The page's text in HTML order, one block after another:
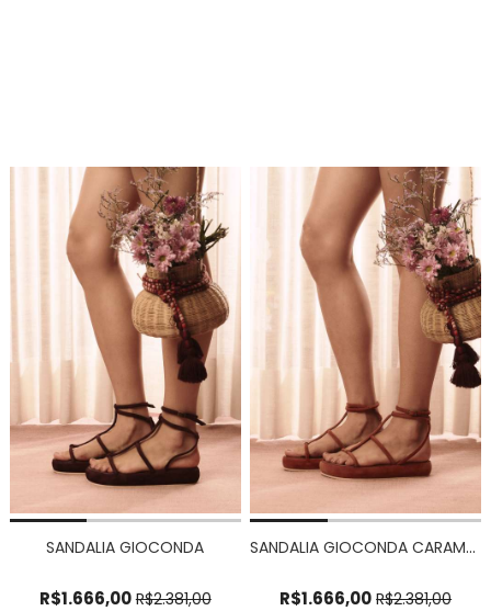
SANDALIA GIOCONDA
R$1.666,00 R$2.381,00
SANDALIA GIOCONDA CARAMELO
R$1.666,00 R$2.381,00